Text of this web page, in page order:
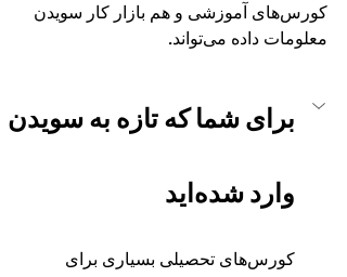
کورس‌های آموزشی و هم بازار کار سویدن
معلومات داده می‌تواند.
برای شما که تازه به سویدن
وارد شد‌ه‌اید
کورس‌های تحصیلی بسیاری برای